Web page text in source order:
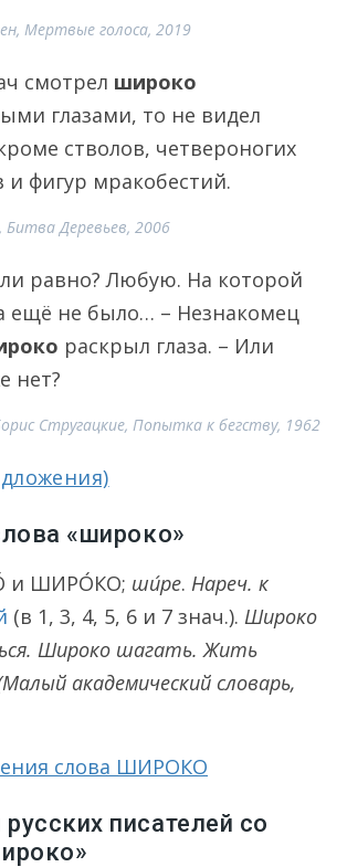
Мертвые голоса, 2019
смотрел широко
глазами, то не видел
стволов, четвероногих
и фигур мракобестий.
Битва Деревьев, 2006
равно? Любую. На которой
ещё не было… – Незнакомец
раскрыл глаза. – Или
нет?
Стругацкие, Попытка к бегству, 1962
«широко»
и ШИРО́КО; ши́ре. Нареч. к
(в 1, 3, 4, 5, 6 и 7 знач.). Широко
Широко шагать. Жить
академический словарь,
слова ШИРОКО
писателей со